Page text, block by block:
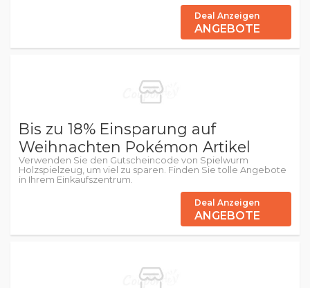
Deal Anzeigen
ANGEBOTE
Bis zu 18% Einsparung auf
Weihnachten Pokémon Artikel
Verwenden Sie den Gutscheincode von Spielwurm
Holzspielzeug, um viel zu sparen. Finden Sie tolle Angebote
in Ihrem Einkaufszentrum.
Deal Anzeigen
ANGEBOTE